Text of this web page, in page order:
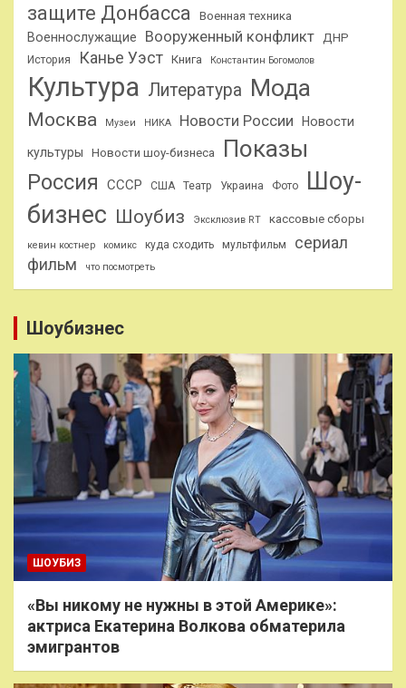
защите Донбасса
Военная техника
Военнослужащие Вооруженный конфликт ДНР
История Канье Уэст Книга Константин Богомолов
Культура Литература Мода
Москва Музеи НИКА Новости России Новости
культуры Новости шоу-бизнеса Показы
Россия СССР США Театр Украина Фото
Шоу-
бизнес Шоубиз Эксклюзив RT кассовые сборы
кевин костнер комикс куда сходить мультфильм
сериал
фильм
что посмотреть
Шоубизнес
ШОУБИЗ
«Вы никому не нужны в этой Америке»:
актриса Екатерина Волкова обматерила
эмигрантов